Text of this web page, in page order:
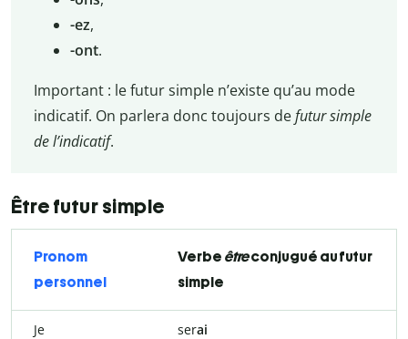
-ez,
-ont.
Important : le futur simple n’existe qu’au mode
indicatif. On parlera donc toujours defutur simple
de l’indicatif.
Être futur simple
Pronom
personnel
Verbe êtreconjugué au futur
simple
Je serai